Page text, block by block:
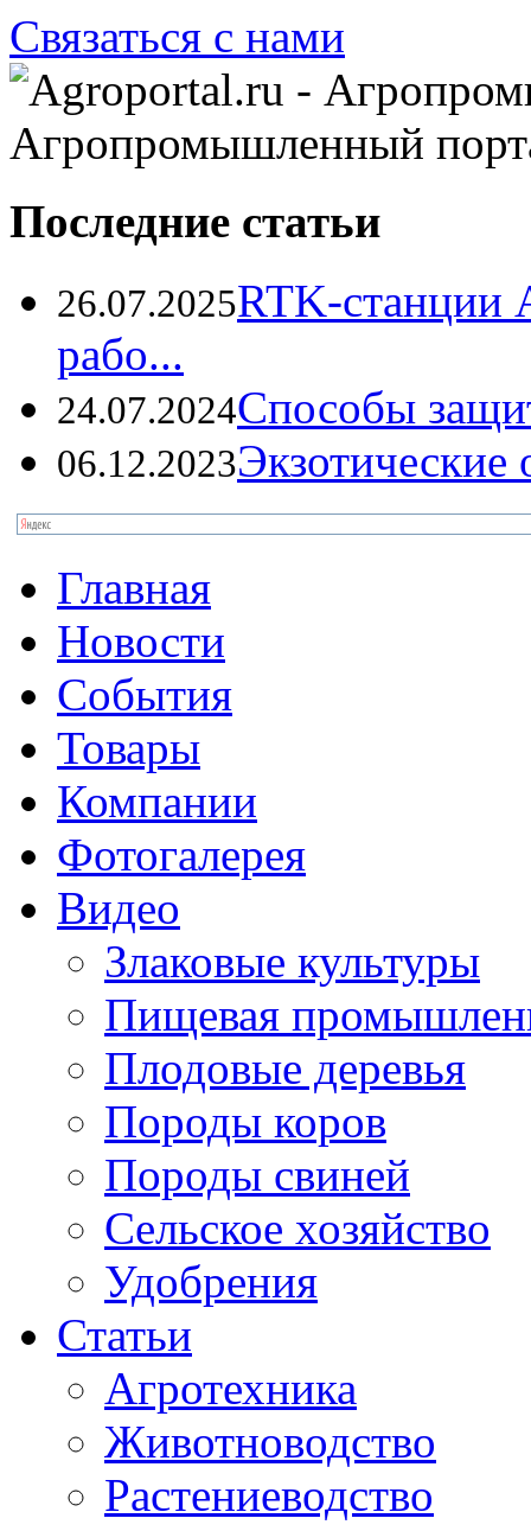
Связаться с нами
Агропромышленный
Последние статьи
26.07.2025RTK-станции
рабо...
24.07.2024Способы
06.12.2023
Главная
Новости
События
Товары
Компании
Фотогалерея
Видео
Злаковые культуры
Пищевая
Плодовые деревья
Породы коров
Породы свиней
Сельское хозяйство
Удобрения
Статьи
Агротехника
Животноводство
Растениеводство